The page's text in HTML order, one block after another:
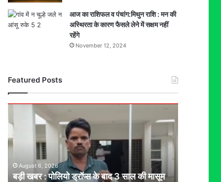
आज का राशिफल व पंचांग:मिथुन राशि : मन की
अस्थिरता के कारण फैसले लेने में सक्षम नहीं
रहेंगे
November 12, 2024
Featured Posts
पोलियो
ड्रॉप्स
बाद
August 6, 2026
बड़ी खबर : पोलियो ड्रॉप्स के बाद 3 साल की मासूम